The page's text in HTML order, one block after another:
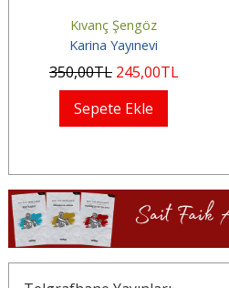
Kıvanç Şengöz
Karina Yayınevi
350,00TL 245,00TL
Sepete Ekle